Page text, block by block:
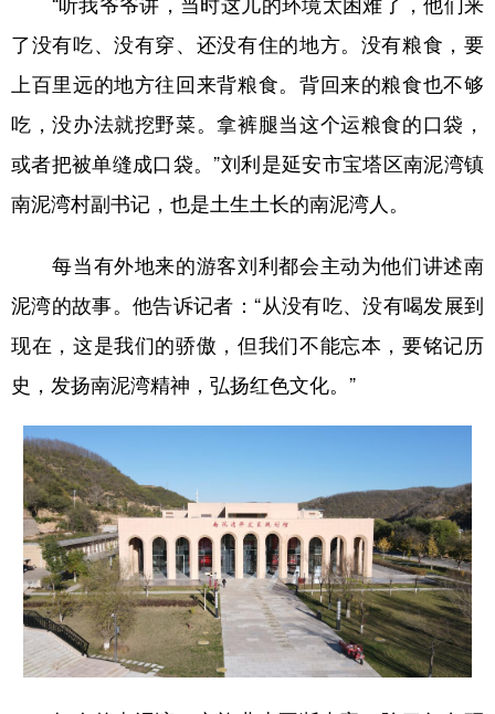
了没有吃、没有穿、还没有住的地方。没有粮食，要
上百里远的地方往回来背粮食。背回来的粮食也不够
吃，没办法就挖野菜。拿裤腿当这个运粮食的口袋，
或者把被单缝成口袋。”刘利是延安市宝塔区南泥湾镇
南泥湾村副书记，也是土生土长的南泥湾人。
每当有外地来的游客刘利都会主动为他们讲述南
泥湾的故事。他告诉记者：“从没有吃、没有喝发展到
现在，这是我们的骄傲，但我们不能忘本，要铭记历
史，发扬南泥湾精神，弘扬红色文化。”